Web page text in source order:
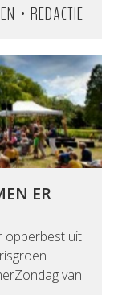
• REDACTIE
ER
opperbest uit
van